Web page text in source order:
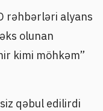
rəhbərləri alyans
olunan
kimi möhkəm”
qəbul edilirdi